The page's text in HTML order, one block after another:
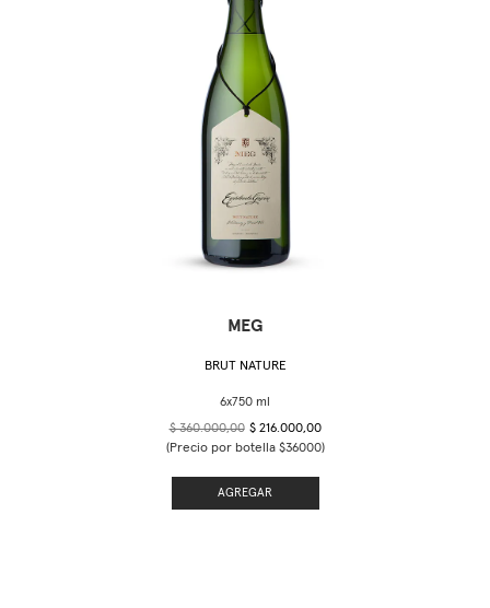
MEG
BRUT NATURE
$ 360.000,00 $ 216.000,00
(Precio por botella $36000)
AGREGAR